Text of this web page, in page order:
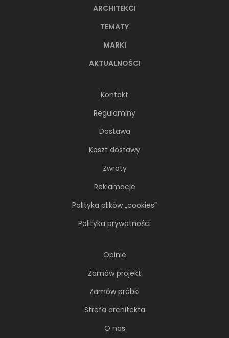
66-metrowy apartament:
Młoda, żyjąca dynamicznie inwestorka przez
lata kursowała między światowymi
metrowe mieszkanie projektu AVO
chłodnej, zachowawczej estetyce. Nawet
ARCHITEKCI
TEMATY
MARKI
AKTUALNOŚCI
Kontakt
Regulaminy
Dostawa
Koszt dostawy
Zwroty
Reklamacje
Polityka plików „cookies”
Polityka prywatności
Opinie
Zamów projekt
Zamów próbki
Strefa architekta
O nas